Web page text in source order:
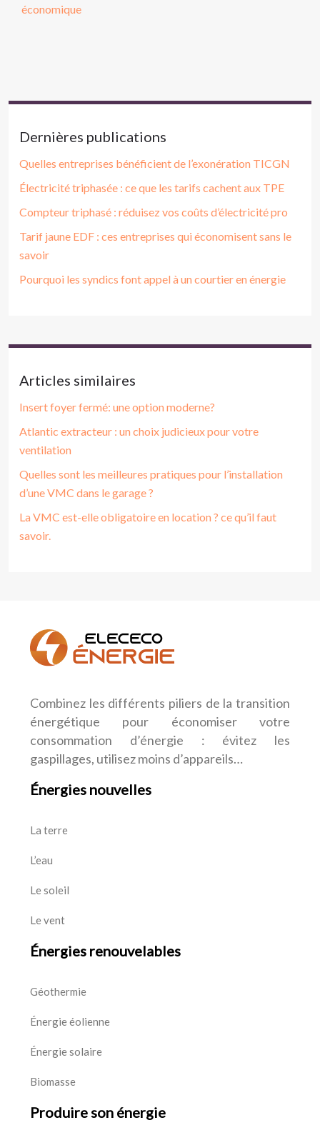
économique
Dernières publications
Quelles entreprises bénéficient de l’exonération TICGN
Électricité triphasée : ce que les tarifs cachent aux TPE
Compteur triphasé : réduisez vos coûts d’électricité pro
Tarif jaune EDF : ces entreprises qui économisent sans le
savoir
Pourquoi les syndics font appel à un courtier en énergie
Articles similaires
Insert foyer fermé: une option moderne?
Atlantic extracteur : un choix judicieux pour votre
ventilation
Quelles sont les meilleures pratiques pour l’installation
d’une VMC dans le garage ?
La VMC est-elle obligatoire en location ? ce qu’il faut
savoir.
Combinez les différents piliers de la transition
énergétique pour économiser votre
consommation d’énergie : évitez les
gaspillages, utilisez moins d’appareils…
Énergies nouvelles
La terre
L’eau
Le soleil
Le vent
Énergies renouvelables
Géothermie
Énergie éolienne
Énergie solaire
Biomasse
Produire son énergie